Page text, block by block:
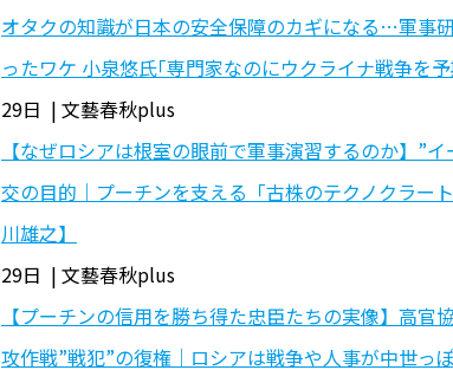
オタクの知識が日本の安全保障のカギになる…軍事
ったワケ 小泉悠氏｢専門家なのにウクライナ戦争を
29日 | 文藝春秋plus
【なぜロシアは根室の眼前で軍事演習するのか】”
交の目的｜プーチンを支える「古株のテクノクラー
川雄之】
29日 | 文藝春秋plus
【プーチンの信用を勝ち得た忠臣たちの実像】高
攻作戦”戦犯”の復権｜ロシアは戦争や人事が中世っ